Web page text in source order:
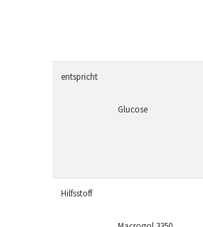
entspricht
Glucose
Hilfsstoff